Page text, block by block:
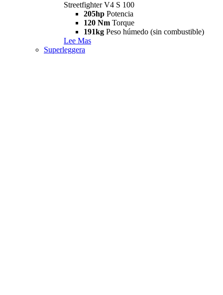
Streetfighter V4 S 100
205hp Potencia
120 Nm Torque
191kg Peso húmedo (sin combustible)
Lee Mas
Superleggera